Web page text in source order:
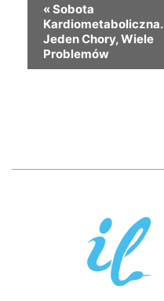
«Sobota
Kardiometaboliczna.
Jeden Chory, Wiele
Problemów